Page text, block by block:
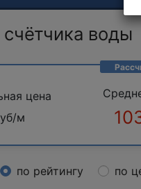
счётчика воды
цена
м
по рейтингу по